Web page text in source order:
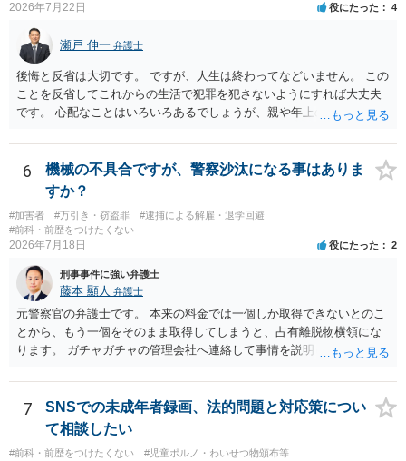
2026年7月22日 役にたった 4
瀬戸 伸一 弁護士
後悔と反省は大切です。 ですが、人生は終わってなどいません。 この
ことを反省してこれからの生活で犯罪を犯さないようにすれば大丈夫
です。 心配なことはいろいろあるでしょうが、親や年上の兄弟や信頼
す。
6
機械の不具合ですが、警察沙汰になる事はありま
すか？
#加害者 #万引き・窃盗罪
#逮捕による解雇・退学回避
#前科・前歴をつけたくない
2026年7月18日 役にたった 2
刑事事件に強い弁護士
藤本 顯人 弁護士
元警察官の弁護士です。 本来の料金では一個しか取得できないとのこ
とから、もう一個をそのまま取得してしまうと、占有離脱物横領にな
ります。 ガチャガチャの管理会社へ連絡して事情を説明して一個返還
あるいは管理会社がお金は不要かつ返還不要との申し出があれば取得
しても問題ありません。
7
SNSでの未成年者録画、法的問題と対応策につい
て相談したい
#前科・前歴をつけたくない
#児童ポルノ・わいせつ物頒布等